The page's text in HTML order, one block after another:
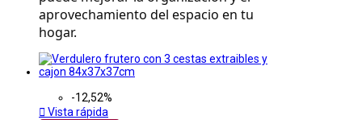
aprovechamiento del espacio en tu
hogar.
-12,52%
 Vista rápida